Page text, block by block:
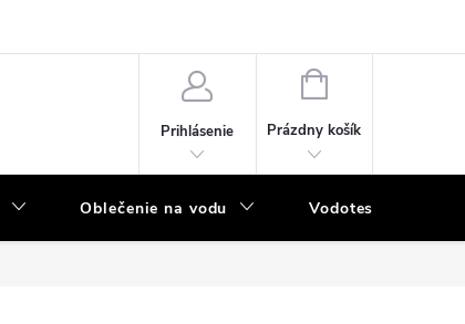
Prihlásenie
NÁKUPNÝ
Prázdny košík
Oblečenie na vodu Vodotesný program